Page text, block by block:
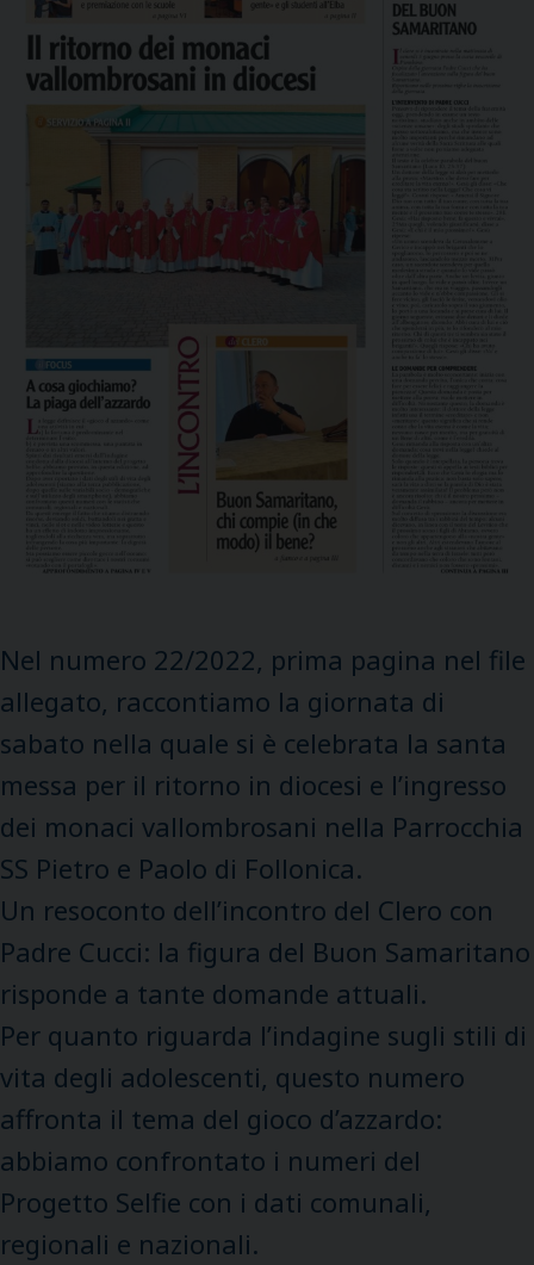
Nel numero 22/2022, prima pagina nel file
allegato, raccontiamo la giornata di
sabato nella quale si è celebrata la santa
messa per il ritorno in diocesi e l’ingresso
dei monaci vallombrosani nella Parrocchia
SS Pietro e Paolo di Follonica.
Un resoconto dell’incontro del Clero con
Padre Cucci: la figura del Buon Samaritano
risponde a tante domande attuali.
Per quanto riguarda l’indagine sugli stili di
vita degli adolescenti, questo numero
affronta il tema del gioco d’azzardo:
abbiamo confrontato i numeri del
Progetto Selfie con i dati comunali,
regionali e nazionali.